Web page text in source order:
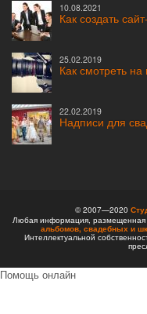
10.08.2021
Как создать
25.02.2019
Как смотреть
22.02.2019
Надписи для
© 2007—2020
Любая информация, размещенная
альбомов, свадебных и
Интеллектуальной
Помощь онлайн